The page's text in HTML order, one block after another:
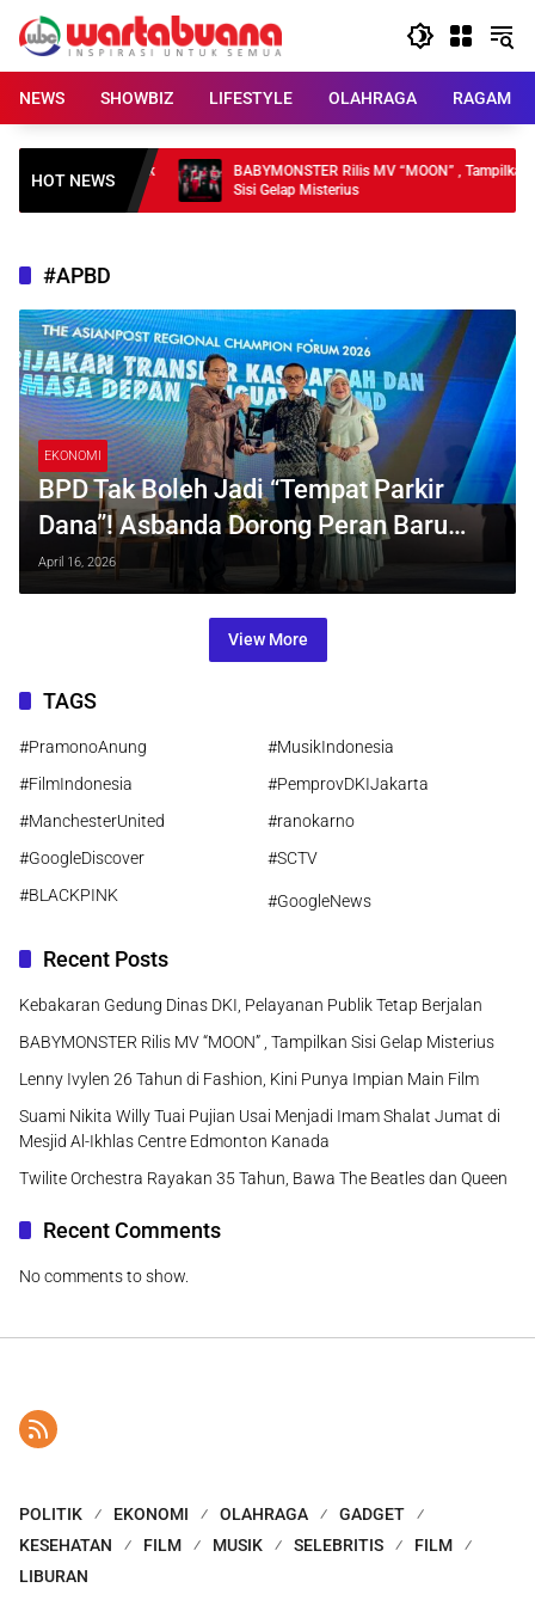
content
NEWS
SHOWBIZ LIFESTYLE OLAHRAGA RAGAM
HOT NEWS
Pelayanan Publik
BABYMONSTER Rilis MV “MOON” , Tampilkan
Sisi Gelap Misterius
#APBD
EKONOMI
BPD Tak Boleh Jadi “Tempat Parkir
Dana”! Asbanda Dorong Peran Baru
sebagai Orkestrator Ekonomi Daerah
April 16, 2026
View More
TAGS
#PramonoAnung
#MusikIndonesia
#FilmIndonesia
#PemprovDKIJakarta
#ManchesterUnited
#ranokarno
#GoogleDiscover
#SCTV
#BLACKPINK
#GoogleNews
Recent Posts
Kebakaran Gedung Dinas DKI, Pelayanan Publik Tetap Berjalan
BABYMONSTER Rilis MV “MOON” , Tampilkan Sisi Gelap Misterius
Lenny Ivylen 26 Tahun di Fashion, Kini Punya Impian Main Film
Suami Nikita Willy Tuai Pujian Usai Menjadi Imam Shalat Jumat di
Mesjid Al-Ikhlas Centre Edmonton Kanada
Twilite Orchestra Rayakan 35 Tahun, Bawa The Beatles dan Queen
Recent Comments
No comments to show.
POLITIK EKONOMI OLAHRAGA
GADGET
KESEHATAN
FILM MUSIK SELEBRITIS
FILM
LIBURAN